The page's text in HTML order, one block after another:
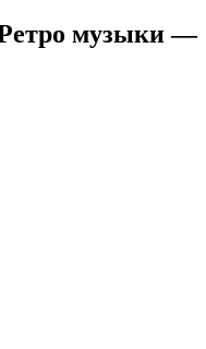
музыки —